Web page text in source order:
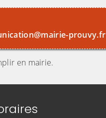
prouvy.fr
en mairie.